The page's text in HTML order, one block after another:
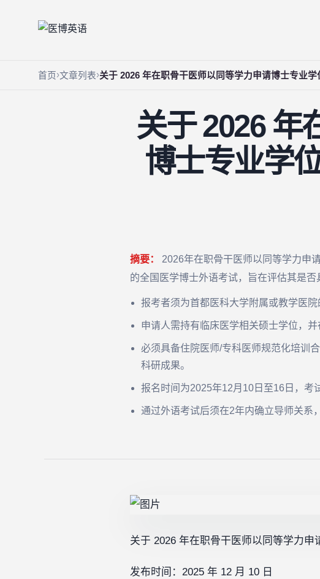
首页 文章列表 关于 2026 年在职骨干医师以同等学力申请博士专业
关于 2026 年
博士专业学
摘要：
2026年在职骨干医师以同等学力申
的全国医学博士外语考试，旨在评估其是
报考者须为首都医科大学附属或教学医
申请人需持有临床医学相关硕士学位，
必须具备住院医师/专科医师规范化培训
科研成果。
报名时间为2025年12月10日至16日，考
通过外语考试后须在2年内确立导师关系
关于 2026 年在职骨干医师以同等学力
发布时间：2025 年 12 月 10 日